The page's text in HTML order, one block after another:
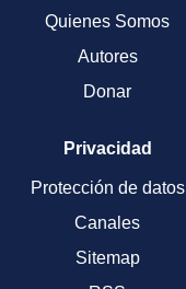
Quienes Somos
Autores
Donar
Privacidad
Protección de datos
Canales
Sitemap